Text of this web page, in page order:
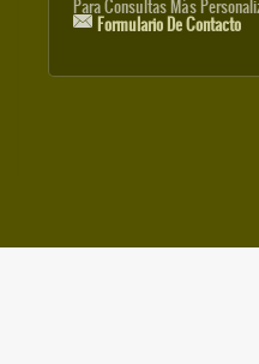
Para Consultas Más
Formulario De Contacto